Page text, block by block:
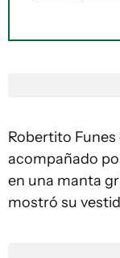
Robertito Funes
acompañado
en una manta
mostró su